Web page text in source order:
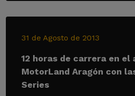
31 de Agosto de 2013
12 horas de carrera en el
MotorLand Aragón con
Series